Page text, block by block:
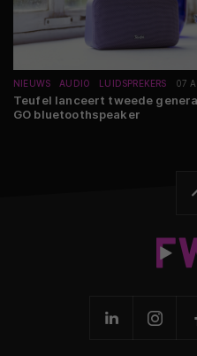
NIEUWS AUDIO LUIDSPREKERS 07
Teufel lanceert tweede
GO bluetoothspeaker